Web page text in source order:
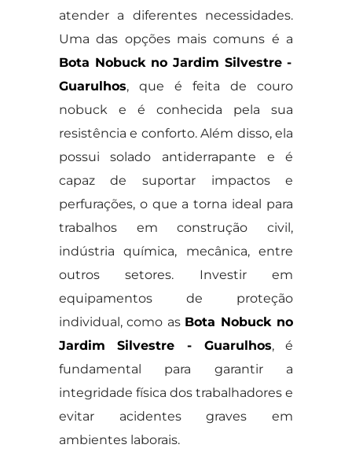
atender a diferentes necessidades.
Uma das opções mais comuns é a
Bota Nobuck no Jardim Silvestre -
Guarulhos, que é feita de couro
nobuck e é conhecida pela sua
resistência e conforto. Além disso, ela
possui solado antiderrapante e é
capaz de suportar impactos e
perfurações, o que a torna ideal para
trabalhos em construção civil,
indústria química, mecânica, entre
outros setores. Investir em
equipamentos de proteção
individual, como as Bota Nobuck no
Jardim Silvestre - Guarulhos, é
fundamental para garantir a
integridade física dos trabalhadores e
evitar acidentes graves em
ambientes laborais.